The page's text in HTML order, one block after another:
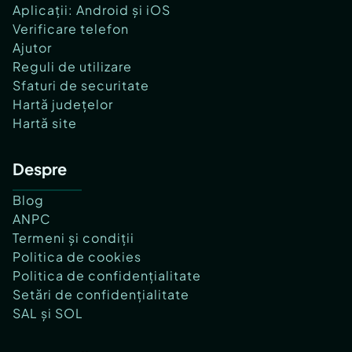
Aplicații: Android și iOS
Verificare telefon
Ajutor
Reguli de utilizare
Sfaturi de securitate
Hartă județelor
Hartă site
Despre
Blog
ANPC
Termeni și condiții
Politica de cookies
Politica de confidențialitate
Setări de confidențialitate
SAL și SOL